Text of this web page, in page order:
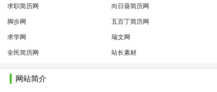
求职简历网 向日葵简历网
脚步网 五百丁简历网
求学网 瑞文网
全民简历网 站长素材
网站简介